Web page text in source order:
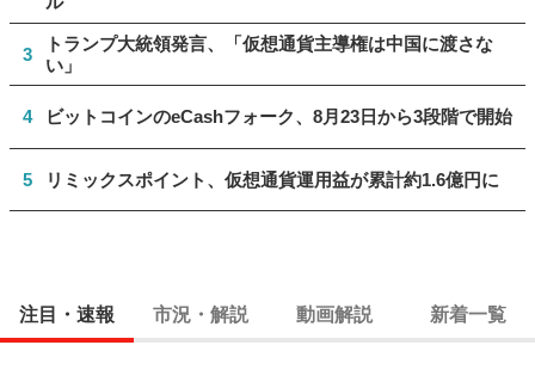
3
トランプ大統領発言、「仮想通貨主導権は中国に渡さな
い」
4 ビットコインのeCashフォーク、8月23日から3段階で開始
5 リミックスポイント、仮想通貨運用益が累計約1.6億円に
注目・速報 市況・解説 動画解説 新着一覧